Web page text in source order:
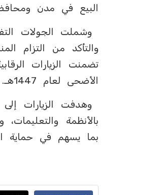
البيع في مدن
وشملت الجولات
والتأكد من التزام
تضمنت الزيارات
الأضحى لعام 1447هـ.
وهدفت الزيارات إلى
بالأنظمة
بما يسهم في حماية